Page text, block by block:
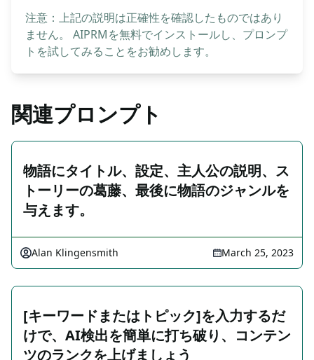
注意：上記の説明は正確性を確認したものではあり
ません。 AIPRMを無料でインストールし、プロンプ
トを試してみることをお勧めします。
関連プロンプト
物語にタイトル、設定、主人公の説明、ス
トーリーの葛藤、最後に物語のジャンルを
与えます。
Alan Klingensmith March 25, 2023
[キーワードまたはトピック]を入力するだ
けで、AI検出を簡単に打ち破り、コンテン
ツのランクを上げましょう